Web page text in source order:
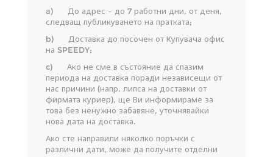
a) До адрес – до 7 работни дни, от деня,
следващ публикуването на пратката;
b) Доставка до посочен от Купувача офис
на SPEEDY;
c) Ако не сме в състояние да спазим
периода на доставка поради независещи от
нас причини (напр. липса на доставки от
фирмата куриер), ще Ви информираме за
това без ненужно забавяне, уточнявайки
нова дата на доставка.
Ако сте направили няколко поръчки с
различни дати, може да получите отделни